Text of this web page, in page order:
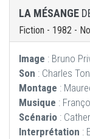
LA MÉSANGE
Fiction - 1982 -
Image : Bruno
Son : Charles
Montage :
Musique :
Scénario :
Interprétation :